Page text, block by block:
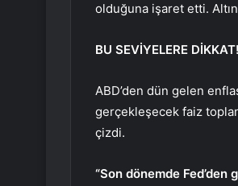
olduğuna işaret etti.
BU SEVİYELERE DİKKAT!
ABD’den dün gelen
gerçekleşecek faiz
çizdi.
“Son dönemde